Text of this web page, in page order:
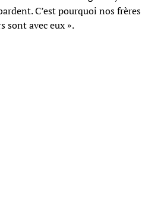
C’est pourquoi nos frères
sont avec eux ».